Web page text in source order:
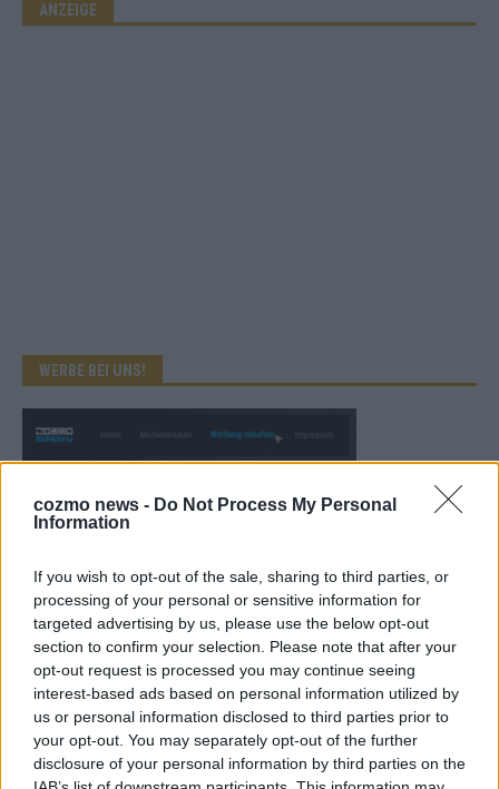
cozmo news - Do Not Process My Personal
Information
If you wish to opt-out of the sale, sharing to third parties, or
processing of your personal or sensitive information for
targeted advertising by us, please use the below opt-out
section to confirm your selection. Please note that after your
opt-out request is processed you may continue seeing
interest-based ads based on personal information utilized by
us or personal information disclosed to third parties prior to
your opt-out. You may separately opt-out of the further
disclosure of your personal information by third parties on the
ANZEIGE
WERBE BEI UNS!
KEINE NEWS MEHR VERPASSEN